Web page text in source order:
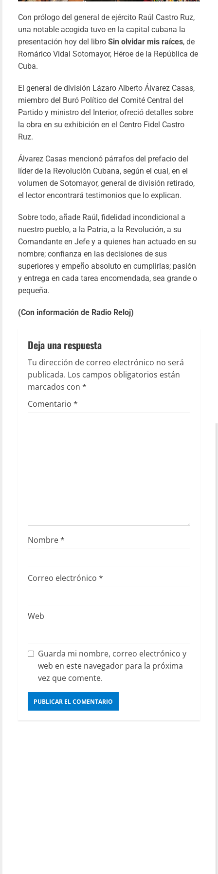
Con prólogo del general de ejército Raúl Castro Ruz,
una notable acogida tuvo en la capital cubana la
presentación hoy del libro Sin olvidar mis raíces, de
Romárico Vidal Sotomayor, Héroe de la República de
Cuba.
El general de división Lázaro Alberto Álvarez Casas,
miembro del Buró Político del Comité Central del
Partido y ministro del Interior, ofreció detalles sobre
la obra en su exhibición en el Centro Fidel Castro
Ruz.
Álvarez Casas mencionó párrafos del prefacio del
líder de la Revolución Cubana, según el cual, en el
volumen de Sotomayor, general de división retirado,
el lector encontrará testimonios que lo explican.
Sobre todo, añade Raúl, fidelidad incondicional a
nuestro pueblo, a la Patria, a la Revolución, a su
Comandante en Jefe y a quienes han actuado en su
nombre; confianza en las decisiones de sus
superiores y empeño absoluto en cumplirlas; pasión
y entrega en cada tarea encomendada, sea grande o
pequeña.
(Con información de Radio Reloj)
Deja una respuesta
Tu dirección de correo electrónico no será
publicada. Los campos obligatorios están
marcados con *
Comentario *
Nombre*
Correo electrónico *
Web
Guarda mi nombre, correo electrónico y
web en este navegador para la próxima
vez que comente.